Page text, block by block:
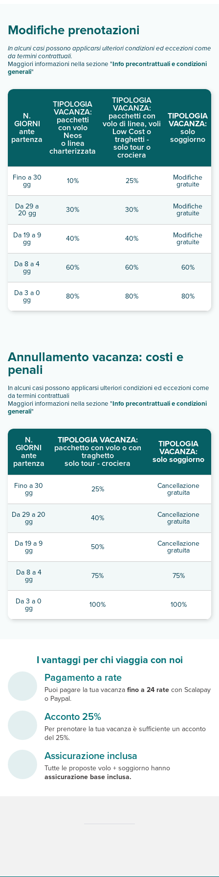
Modifiche prenotazioni
In alcuni casi possono applicarsi ulteriori condizioni ed eccezioni come
da termini contrattuali.
Maggiori informazioni nella sezione "Info precontrattuali e condizioni
generali"
N.
GIORNI
ante
partenza
TIPOLOGIA
VACANZA:
pacchetti
con volo
Neos
o linea
charterizzata
TIPOLOGIA
VACANZA:
pacchetti con
volo di linea, voli
Low Cost o
traghetti -
solo tour o
crociera
TIPOLOGIA
VACANZA:
solo
soggiorno
Fino a 30
gg 10% 25% Modifiche
gratuite
Da 29 a
20 gg 30% 30% Modifiche
gratuite
Da 19 a 9
gg 40% 40% Modifiche
gratuite
Da 8 a 4
gg 60% 60% 60%
Da 3 a 0
gg 80% 80% 80%
Annullamento vacanza: costi e
penali
In alcuni casi possono applicarsi ulteriori condizioni ed eccezioni come
da termini contrattuali
Maggiori informazioni nella sezione "Info precontrattuali e condizioni
generali"
N.
GIORNI
ante
partenza
TIPOLOGIA VACANZA:
pacchetto con volo o con
traghetto
solo tour - crociera
TIPOLOGIA
VACANZA:
solo soggiorno
Fino a 30
gg 25% Cancellazione
gratuita
Da 29 a 20
gg 40% Cancellazione
gratuita
Da 19 a 9
gg 50% Cancellazione
gratuita
Da 8 a 4
gg 75% 75%
Da 3 a 0
gg 100% 100%
I vantaggi per chi viaggia con noi
Pagamento a rate
Puoi pagare la tua vacanzafino a 24 ratecon Scalapay
o Paypal.
Acconto 25%
Per prenotare la tua vacanza è sufficiente un acconto
del 25%.
Assicurazione inclusa
Tutte le proposte volo + soggiorno hanno
assicurazione base inclusa.